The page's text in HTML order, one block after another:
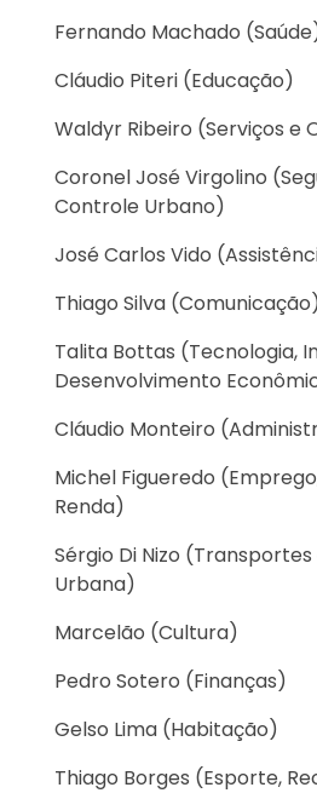
Fernando Machado
Cláudio Piteri (Educação)
Waldyr Ribeiro (Serviços e
Coronel José Virgolino
Controle Urbano)
José Carlos Vido
Thiago Silva (Comunicação)
Talita Bottas (Tecnologia,
Desenvolvimento
Cláudio Monteiro
Michel Figueredo
Renda)
Sérgio Di Nizo
Urbana)
Marcelão (Cultura)
Pedro Sotero (Finanças)
Gelso Lima (Habitação)
Thiago Borges (Esporte,